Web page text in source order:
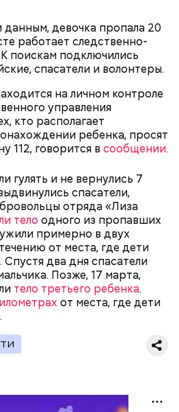
девочка пропала 20
работает следственно-
поискам подключились
спасатели и волонтеры.
на личном контроле
управления
кто располагает
ребенка, просят
112, говорится в сообщении.
гулять и не вернулись 7
спасатели,
отряда «Лиза
тело одного из пропавших
примерно в двух
от места, где дети
два дня спасатели
Позже, 17 марта,
тело третьего ребенка.
от места, где дети
деятельность в области
рекламы в социальных
своих доходов часть
розыгрышей,
мотивационных курсов и
Гасанов получал на
как физического лица, а
деньги и возвращали
деньгами и не
налоговой, Гасанов либо
еще несколькими счетами,
.
стал друг детства
февраля того же года,
вместе в машине,
приятеля морсом с
два дня Константин умер в
вернулись обратно,
ухудшилось самочувствие
в больницу,
он скончался, — рассказывал